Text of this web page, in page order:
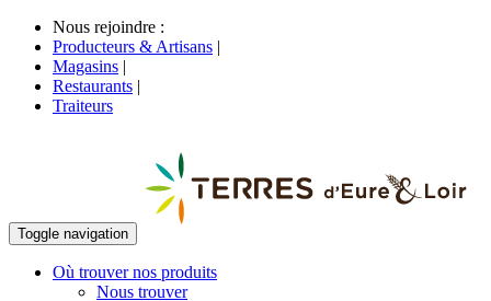
Nous rejoindre :
Producteurs & Artisans |
Magasins |
Restaurants |
Traiteurs
Toggle navigation
Où trouver nos produits
Nous trouver